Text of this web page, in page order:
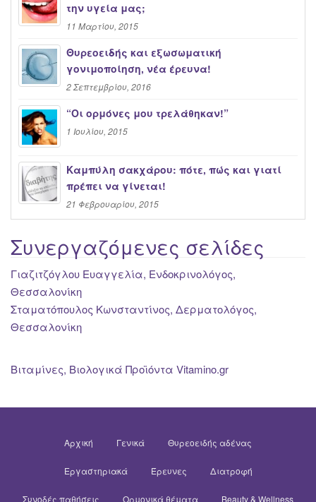
την υγεία μας;
11 Μαρτίου, 2015
Θυρεοειδής και εξωσωματική
γονιμοποίηση, νέα έρευνα!
2 Σεπτεμβρίου, 2016
“Oι ορμόνες μου τρελάθηκαν!”
1 Ιουλίου, 2015
Καμπύλη σακχάρου: πότε, πώς και γιατί
πρέπει να γίνεται!
21 Φεβρουαρίου, 2015
Συνεργαζόμενες σελίδες
Γιαζιτζόγλου Ευαγγελία, Ενδοκρινολόγος,
Θεσσαλονίκη
Σταματόπουλος Κωνσταντίνος, Δερματολόγος,
Θεσσαλονίκη
Βιταμίνες, Βιολογικά Προϊόντα Vitamino.gr
Αρχική Γενικά Θυρεοειδής αδένας
Εργαστηριακά Έρευνες Διατροφή
Συνοδές παθήσεις Ορμονικά θέματα Beauty & Wellness